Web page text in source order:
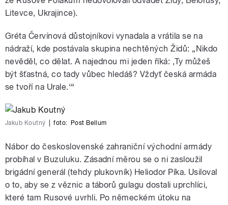
Litevce, Ukrajince).
Gréta Červínová důstojníkovi vynadala a vrátila se na
nádraží, kde postávala skupina nechtěných Židů: „Nikdo
nevěděl, co dělat. A najednou mi jeden říká: ‚Ty můžeš
být šťastná, co tady vůbec hledáš? Vždyť česká armáda
se tvoří na Urale.‘“
Jakub Koutný foto: Post Bellum
Nábor do československé zahraniční východní armády
probíhal v Buzuluku. Zásadní měrou se o ni zasloužil
brigádní generál (tehdy plukovník) Heliodor Píka. Usiloval
o to, aby se z věznic a táborů gulagu dostali uprchlíci,
které tam Rusové uvrhli. Po německém útoku na